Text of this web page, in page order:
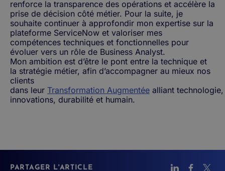
renforce la transparence des opérations et accélère la
prise de décision côté métier. Pour la suite, je
souhaite continuer à approfondir mon expertise sur la
plateforme ServiceNow et valoriser mes
compétences techniques et fonctionnelles pour
évoluer vers un rôle de Business Analyst.
Mon ambition est d’être le pont entre la technique et
la stratégie métier, afin d’accompagner au mieux nos
clients
dans leur Transformation Augmentée alliant technologie,
innovations, durabilité et humain.
PARTAGER L'ARTICLE